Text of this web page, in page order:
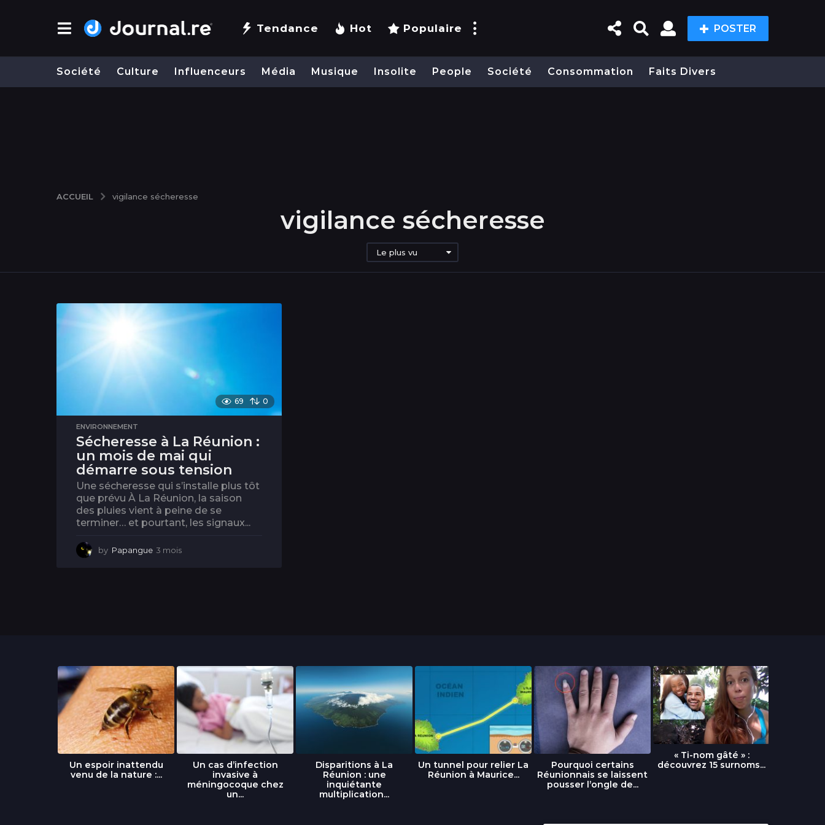
Tendance Hot Populaire POSTER
Société Culture Influenceurs Média Musique Insolite People Société Consommation Faits Divers
ACCUEIL vigilance sécheresse
vigilance sécheresse
Le plus vu
69 0
ENVIRONNEMENT
Sécheresse à La Réunion :
un mois de mai qui
démarre sous tension
Une sécheresse qui s’installe plus tôt
que prévu À La Réunion, la saison
des pluies vient à peine de se
terminer… et pourtant, les signaux...
by Papangue 3 mois
Un espoir inattendu
venu de la nature :...
Un cas d’infection
invasive à
méningocoque chez
un...
Disparitions à La
Réunion : une
inquiétante
multiplication...
Un tunnel pour relier La
Réunion à Maurice...
Pourquoi certains
Réunionnais se laissent
pousser l’ongle de...
« Ti-nom gâté » :
découvrez 15 surnoms...